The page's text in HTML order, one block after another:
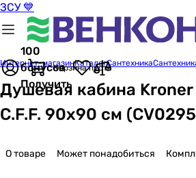
ЗСУ 💙
100
бонусов
Получить
Корзина пуста
Интернет-магазинКаталогСантехника
Душевая кабина Kroner
C.F.F. 90x90 см
О товаре Может понадобиться